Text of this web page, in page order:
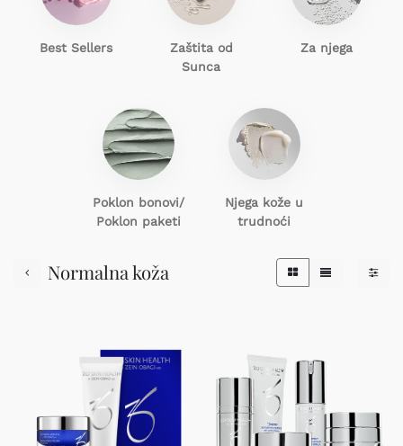
Best Sellers
Zaštita od
Sunca
Za njega
Poklon bonovi/
Poklon paketi
Njega kože u
trudnoći
Normalna koža